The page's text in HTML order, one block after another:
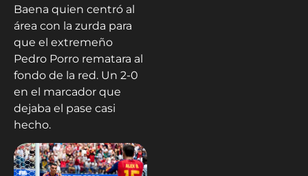
Baena quien centró al
área con la zurda para
que el extremeño
Pedro Porro rematara al
fondo de la red. Un 2-0
en el marcador que
dejaba el pase casi
hecho.